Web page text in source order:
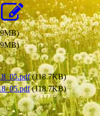
(118.7KB)
(118.7KB)